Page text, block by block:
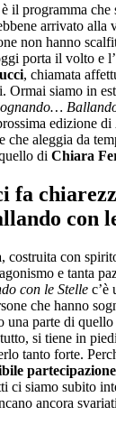
è il programma che
arrivato alla
non hanno
porta il volto e
, chiamata
Ormai siamo in
edizione di
che aleggia da
di Chiara
fa
con
, costruita con
e tanta
con le Stelle c’è
che hanno
una parte di
si tiene in
tanto forte.
ci siamo subito
ancora